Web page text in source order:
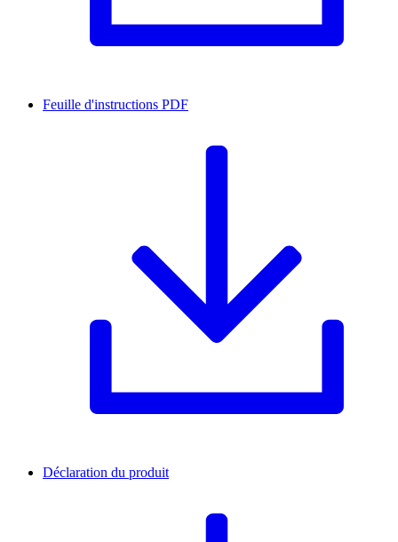
Feuille d'instructions PDF
Déclaration du produit